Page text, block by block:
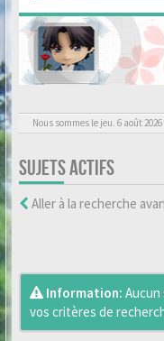
Nous sommes le jeu. 6 août 2026
SUJETS ACTIFS
Aller à la recherche
Information: Aucun
vos critères de